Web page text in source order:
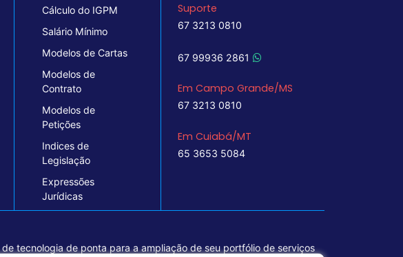
Cálculo do IGPM
Salário Mínimo
Modelos de Cartas
Modelos de
Contrato
Modelos de
Petições
Indices de
Legislação
Expressões
Jurídicas
Suporte
67 3213 0810
67 99936 2861
Em Campo Grande/MS
67 3213 0810
Em Cuiabá/MT
65 3653 5084
tecnologia de ponta para a ampliação de seu portfólio de serviços